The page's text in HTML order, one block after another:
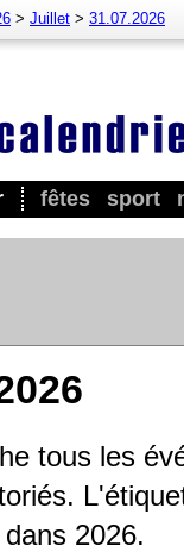
fêtes sport
> Juillet > 31.07.2026
tous les
2026.